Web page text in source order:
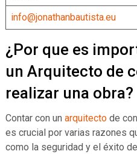
info@jonathanbautista.eu
¿Por que es
un Arquitecto de
realizar una obra?
Contar con un arquitecto de
es crucial por varias razones
como la seguridad y el éxito